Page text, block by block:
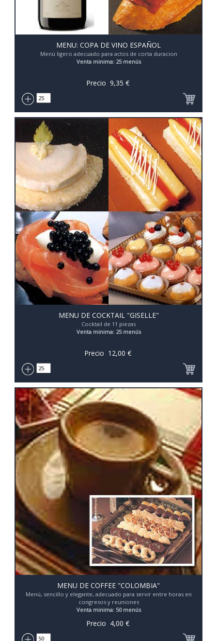
MENU: COPA DE VINO ESPAÑOL
Menú ligero adecuado para actos de corta duracion
Venta minima: 25 menús
Precio 9,35 €
MENU DE COCKTAIL "GISELLE"
Cocktail de 11 piezas
Venta minima: 25 menús
Precio 12,00 €
MENU DE COFFEE "COLOMBIA"
Menú, sencillo y elegante, adecuado para servir entre horas en
congresos y reuniones
Venta minima: 50 menús
Precio 4,00 €